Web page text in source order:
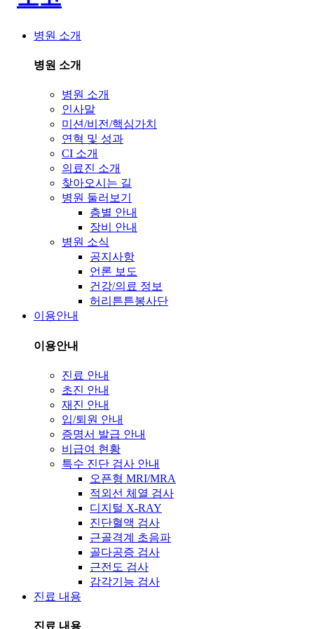
병원 소개
병원 소개
병원 소개
인사말
미션/비전/핵심가치
연혁 및 성과
CI 소개
의료진 소개
찾아오시는 길
병원 둘러보기
층별 안내
장비 안내
병원 소식
공지사항
언론 보도
건강/의료 정보
허리튼튼봉사단
이용안내
이용안내
진료 안내
초진 안내
재진 안내
입/퇴원 안내
증명서 발급 안내
비급여 현황
특수 진단 검사 안내
오픈형 MRI/MRA
적외선 체열 검사
디지털 X-RAY
진단혈액 검사
근골격계 초음파
골다공증 검사
근전도 검사
감각기능 검사
진료 내용
진료 내용